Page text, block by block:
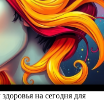
на сегодня для